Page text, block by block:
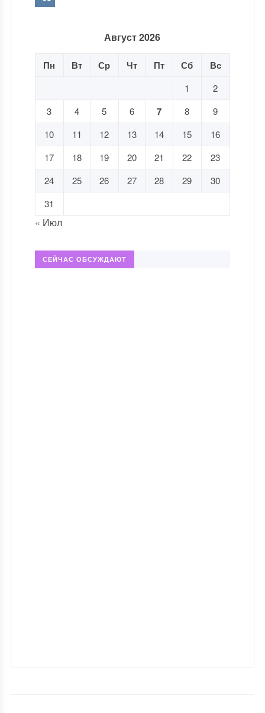
Август 2026
Пн Вт Ср Чт Пт Сб Вс
1
2
3
4 5 6 7 8
9
10
11 12 13 14 15
16
17
18 19 20 21 22
23
24
25 26 27 28 29
30
31
« Июл
СЕЙЧАС ОБСУЖДАЮТ